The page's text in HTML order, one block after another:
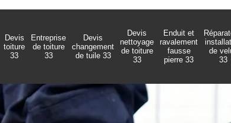
Devis
toiture
33
Entreprise
de toiture
33
Devis
changement
de tuile 33
Devis
nettoyage
de toiture
33
Enduit et
ravalement
fausse
pierre 33
de
33